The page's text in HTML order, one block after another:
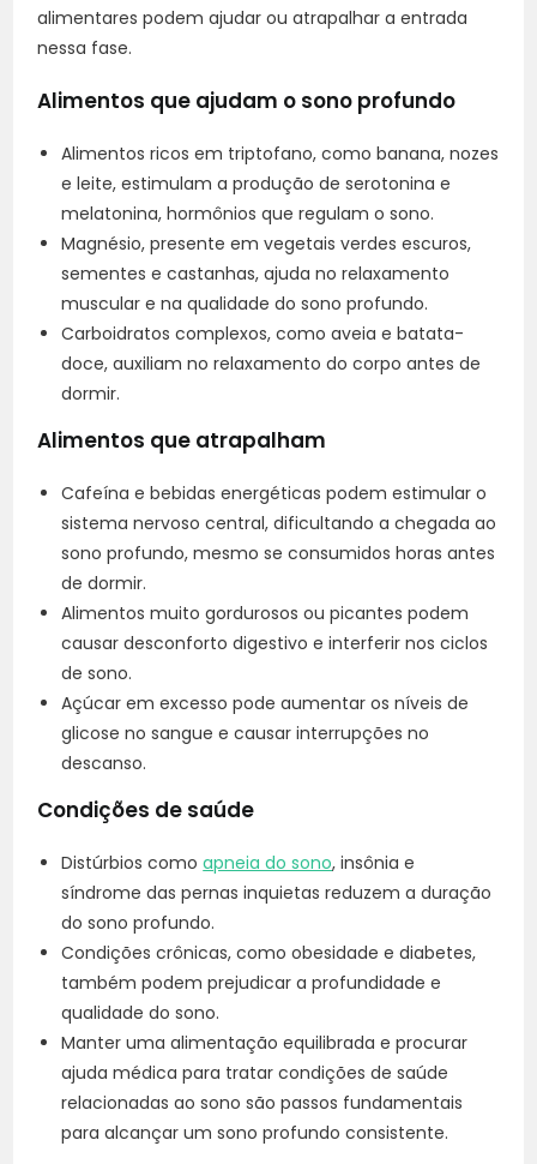
alimentares podem ajudar ou atrapalhar a entrada
nessa fase.
Alimentos que ajudam o sono profundo
Alimentos ricos em triptofano, como banana, nozes
e leite, estimulam a produção de serotonina e
melatonina, hormônios que regulam o sono.
Magnésio, presente em vegetais verdes escuros,
sementes e castanhas, ajuda no relaxamento
muscular e na qualidade do sono profundo.
Carboidratos complexos, como aveia e batata-
doce, auxiliam no relaxamento do corpo antes de
dormir.
Alimentos que atrapalham
Cafeína e bebidas energéticas podem estimular o
sistema nervoso central, dificultando a chegada ao
sono profundo, mesmo se consumidos horas antes
de dormir.
Alimentos muito gordurosos ou picantes podem
causar desconforto digestivo e interferir nos ciclos
de sono.
Açúcar em excesso pode aumentar os níveis de
glicose no sangue e causar interrupções no
descanso.
Condições de saúde
Distúrbios comoapneia do sono, insônia e
síndrome das pernas inquietas reduzem a duração
do sono profundo.
Condições crônicas, como obesidade e diabetes,
também podem prejudicar a profundidade e
qualidade do sono.
Manter uma alimentação equilibrada e procurar
ajuda médica para tratar condições de saúde
relacionadas ao sono são passos fundamentais
para alcançar um sono profundo consistente.